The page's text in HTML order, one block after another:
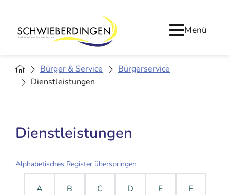
Menü
Bürger & Service
Bürgerservice
Dienstleistungen
Dienstleistungen
Alphabetisches Register überspringen
A B C D E F